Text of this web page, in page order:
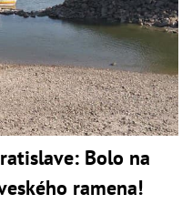
Bolo na
ramena!